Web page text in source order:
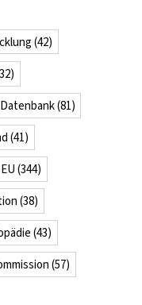
(42)
Datenbank(81)
(41)
(344)
(38)
(43)
(57)